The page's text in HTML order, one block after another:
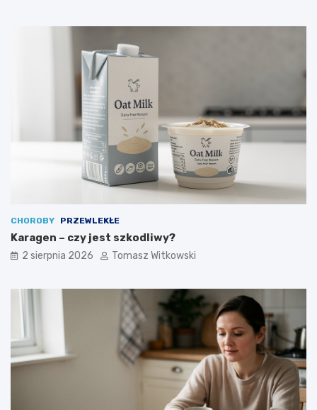
CHOROBY PRZEWLEKŁE
Karagen – czy jest szkodliwy?
2 sierpnia 2026 Tomasz Witkowski